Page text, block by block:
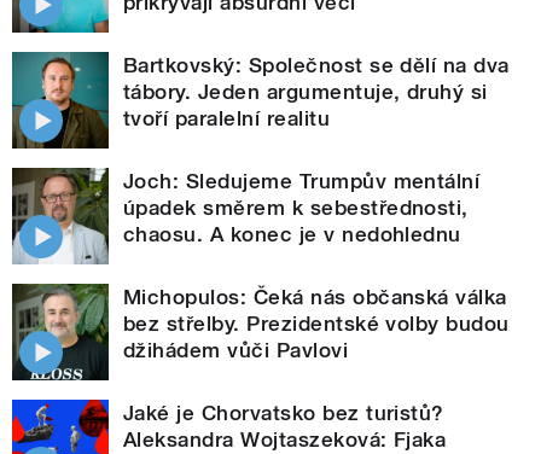
Bartkovský: Společnost se dělí na dva
tábory. Jeden argumentuje, druhý si
tvoří paralelní realitu
Joch: Sledujeme Trumpův mentální
úpadek směrem k sebestřednosti,
chaosu. A konec je v nedohlednu
Michopulos: Čeká nás občanská válka
bez střelby. Prezidentské volby budou
džihádem vůči Pavlovi
Jaké je Chorvatsko bez turistů?
Aleksandra Wojtaszeková: Fjaka